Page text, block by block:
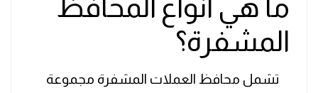
ما هي انواع المحافظ
المشفرة؟
تشمل محافظ العملات المشفرة مجموعة